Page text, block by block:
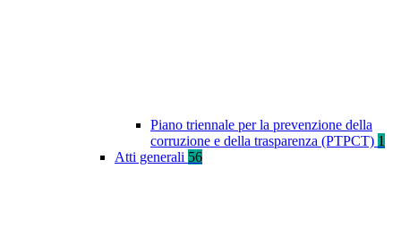
Piano triennale per la prevenzione della
corruzione e della trasparenza (PTPCT) 1
Atti generali 56